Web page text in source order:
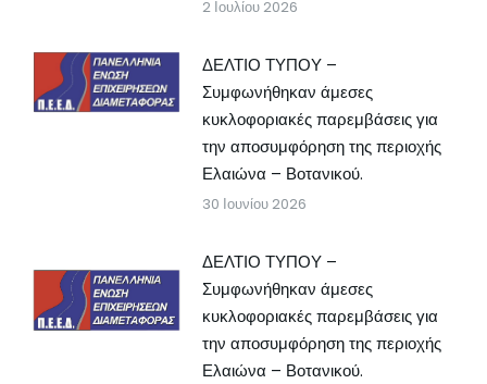
2 Ιουλίου 2026
ΔΕΛΤΙΟ ΤΥΠΟΥ –
Συμφωνήθηκαν άμεσες
κυκλοφοριακές παρεμβάσεις για
την αποσυμφόρηση της περιοχής
Ελαιώνα – Βοτανικού.
30 Ιουνίου 2026
ΔΕΛΤΙΟ ΤΥΠΟΥ –
Συμφωνήθηκαν άμεσες
κυκλοφοριακές παρεμβάσεις για
την αποσυμφόρηση της περιοχής
Ελαιώνα – Βοτανικού.